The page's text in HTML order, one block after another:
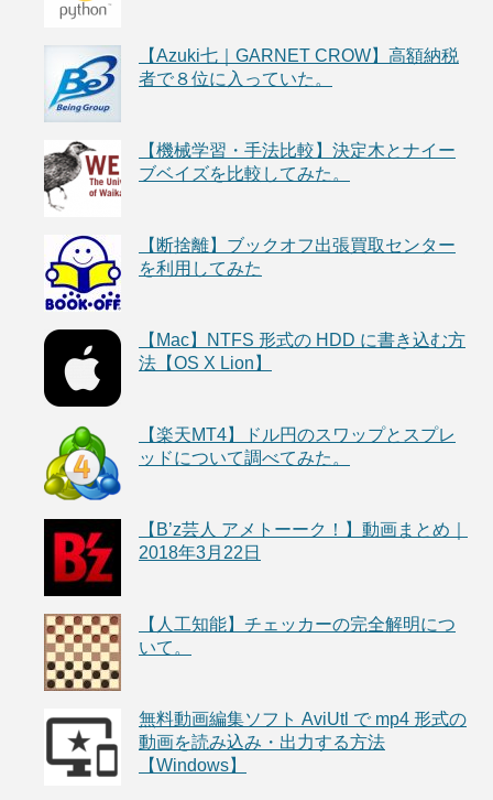
【Azuki七｜GARNET CROW】高額納税
者で８位に入っていた。
【機械学習・手法比較】決定木とナイー
ブベイズを比較してみた。
【断捨離】ブックオフ出張買取センター
を利用してみた
【Mac】NTFS 形式の HDD に書き込む方
法【OS X Lion】
【楽天MT4】ドル円のスワップとスプレ
ッドについて調べてみた。
【B’z芸人 アメトーーク！】動画まとめ｜
2018年3月22日
【人工知能】チェッカーの完全解明につ
いて。
無料動画編集ソフト AviUtl で mp4 形式の
動画を読み込み・出力する方法
【Windows】